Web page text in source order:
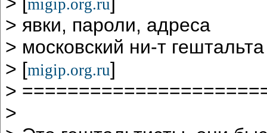
migip.org.ru
> явки, пароли, адреса
> московский ни-т
> [migip.org.ru]
>
>